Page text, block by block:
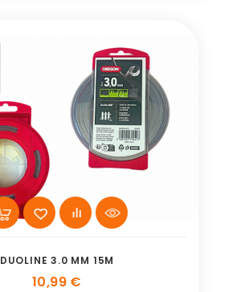
DUOLINE 3.0 MM 15M
10,99 €